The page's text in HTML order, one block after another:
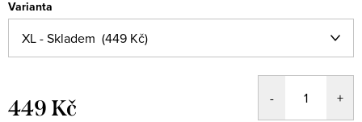
Varianta
449 Kč